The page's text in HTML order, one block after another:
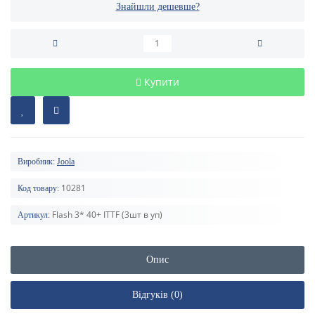
Знайшли дешевше?
Купити
Виробник: Joola
Код товару: 10281
Артикул: Flash 3* 40+ ITTF (3шт в уп)
Опис
Відгуків (0)